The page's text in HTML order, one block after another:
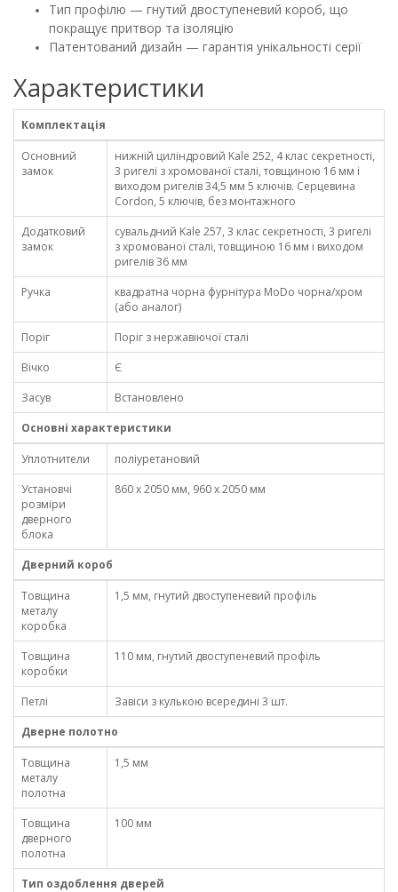
Тип профілю — гнутий двоступеневий короб, що
покращує притвор та ізоляцію
Патентований дизайн — гарантія унікальності серії
Характеристики
Комплектація
Основний
замок
нижній циліндровий Kale 252, 4 клас секретності,
3 ригелі з хромованої сталі, товщиною 16 мм і
виходом ригелів 34,5 мм 5 ключів. Серцевина
Cordon, 5 ключів, без монтажного
Додатковий
замок
сувальдний Kale 257, 3 клас секретності, 3 ригелі
з хромованої сталі, товщиною 16 мм і виходом
ригелів 36 мм
Ручка
квадратна чорна фурнітура MoDo чорна/хром
(або аналог)
Поріг
Поріг з нержавіючої сталі
Вічко
Є
Засув
Встановлено
Основні характеристики
Уплотнители
поліуретановий
Установчі
розміри
дверного
блока
860 x 2050 мм, 960 x 2050 мм
Дверний короб
Товщина
металу
коробка
1,5 мм, гнутий двоступеневий профіль
Товщина
коробки
110 мм, гнутий двоступеневий профіль
Петлі
Завіси з кулькою всередині 3 шт.
Дверне полотно
Товщина
металу
полотна
1,5 мм
Товщина
дверного
полотна
100 мм
Тип оздоблення дверей